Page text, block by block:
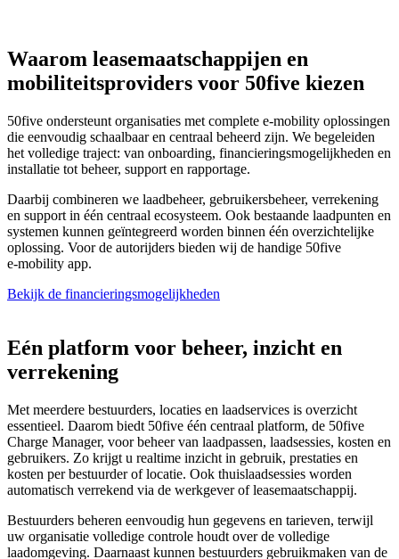
Waarom leasemaatschappijen en
mobiliteitsproviders voor 50five kiezen
50five ondersteunt organisaties met complete e‑mobility oplossingen
die eenvoudig schaalbaar en centraal beheerd zijn. We begeleiden
het volledige traject: van onboarding, financieringsmogelijkheden en
installatie tot beheer, support en rapportage.
Daarbij combineren we laadbeheer, gebruikersbeheer, verrekening
en support in één centraal ecosysteem. Ook bestaande laadpunten en
systemen kunnen geïntegreerd worden binnen één overzichtelijke
oplossing. Voor de autorijders bieden wij de handige 50five
e‑mobility app.
Bekijk de financieringsmogelijkheden
Eén platform voor beheer, inzicht en
verrekening
Met meerdere bestuurders, locaties en laadservices is overzicht
essentieel. Daarom biedt 50five één centraal platform, de 50five
Charge Manager, voor beheer van laadpassen, laadsessies, kosten en
gebruikers. Zo krijgt u realtime inzicht in gebruik, prestaties en
kosten per bestuurder of locatie. Ook thuislaadsessies worden
automatisch verrekend via de werkgever of leasemaatschappij.
Bestuurders beheren eenvoudig hun gegevens en tarieven, terwijl
uw organisatie volledige controle houdt over de volledige
laadomgeving. Daarnaast kunnen bestuurders gebruikmaken van de